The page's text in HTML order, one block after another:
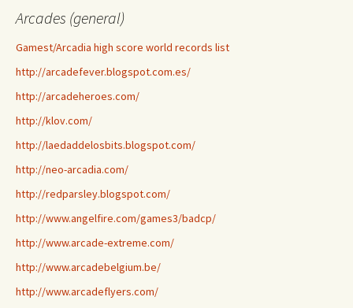
Arcades (general)
Gamest/Arcadia high score world records list
http://arcadefever.blogspot.com.es/
http://arcadeheroes.com/
http://klov.com/
http://laedaddelosbits.blogspot.com/
http://neo-arcadia.com/
http://redparsley.blogspot.com/
http://www.angelfire.com/games3/badcp/
http://www.arcade-extreme.com/
http://www.arcadebelgium.be/
http://www.arcadeflyers.com/